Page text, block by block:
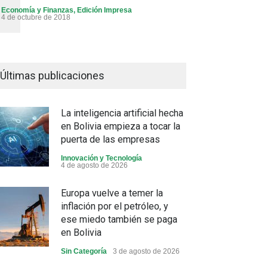
Economía y Finanzas, Edición Impresa
4 de octubre de 2018
Últimas publicaciones
La inteligencia artificial hecha
en Bolivia empieza a tocar la
puerta de las empresas
Innovación y Tecnología
4 de agosto de 2026
Europa vuelve a temer la
inflación por el petróleo, y
ese miedo también se paga
en Bolivia
Sin Categoría 3 de agosto de 2026